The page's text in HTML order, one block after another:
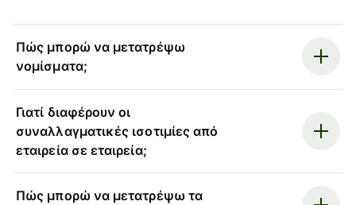
Πώς μπορώ να μετατρέψω
νομίσματα;
Γιατί διαφέρουν οι
συναλλαγματικές ισοτιμίες από
εταιρεία σε εταιρεία;
Πώς μπορώ να μετατρέψω τα